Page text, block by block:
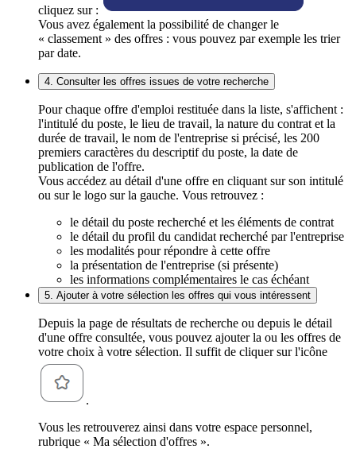
cliquez sur :
Vous avez également la possibilité de changer le
« classement » des offres : vous pouvez par exemple les trier
par date.
4. Consulter les offres issues de votre recherche
Pour chaque offre d'emploi restituée dans la liste, s'affichent :
l'intitulé du poste, le lieu de travail, la nature du contrat et la
durée de travail, le nom de l'entreprise si précisé, les 200
premiers caractères du descriptif du poste, la date de
publication de l'offre.
Vous accédez au détail d'une offre en cliquant sur son intitulé
ou sur le logo sur la gauche. Vous retrouvez :
le détail du poste recherché et les éléments de contrat
le détail du profil du candidat recherché par l'entreprise
les modalités pour répondre à cette offre
la présentation de l'entreprise (si présente)
les informations complémentaires le cas échéant
5. Ajouter à votre sélection les offres qui vous intéressent
Depuis la page de résultats de recherche ou depuis le détail
d'une offre consultée, vous pouvez ajouter la ou les offres de
votre choix à votre sélection. Il suffit de cliquer sur l'icône
.
Vous les retrouverez ainsi dans votre espace personnel,
rubrique « Ma sélection d'offres ».